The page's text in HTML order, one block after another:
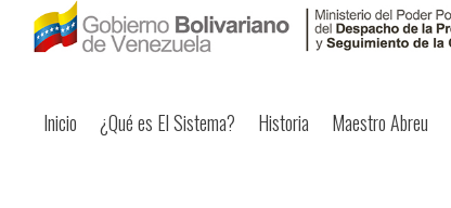
Inicio ¿Qué es El Sistema? Historia Maestro Abreu